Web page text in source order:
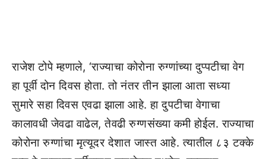
राजेश टोपे म्हणाले, ‘राज्याचा कोरोना रुग्णांच्या दुप्पटीचा वेग
हा पूर्वी दोन दिवस होता. तो नंतर तीन झाला आता सध्या
सुमारे सहा दिवस एवढा झाला आहे. हा दुपटीचा वेगाचा
कालावधी जेवढा वाढेल, तेवढी रुग्णसंख्या कमी होईल. राज्याचा
कोरोना रुग्णांचा मृत्यूदर देशात जास्त आहे. त्यातील ८३ टक्के